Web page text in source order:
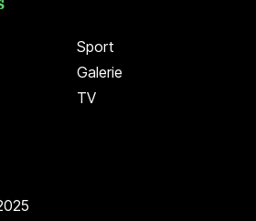
Sport
Galerie
TV